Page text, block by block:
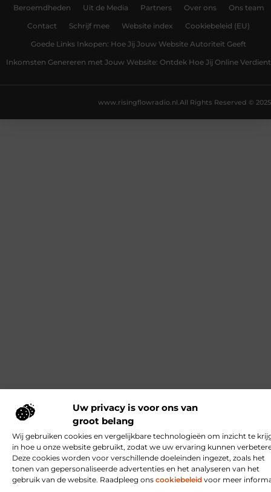
Uw privacy is voor ons van
groot belang
Wij gebruiken cookies en vergelijkbare technologieën om inzicht te
in hoe u onze website gebruikt, zodat we uw ervaring kunnen
Deze cookies worden voor verschillende doeleinden ingezet, zoals het
tonen van gepersonaliseerde advertenties en het analyseren van het
gebruik van de website. Raadpleeg ons cookiebeleid voor meer
Beroemdheden Uit de Media Partners Over ons Ons team
Contact Schrijf mee Website index Cookiebeleid (EU)
Goede Links Inkopen: Hoe Jij Jouw Website Autoriteit Geeft
Inkomsten Genereren met Jouw Website: Ontdek Hoe Jij Online Verdient
All Rights Reserved © 2025
www.risingflowradio.nl.